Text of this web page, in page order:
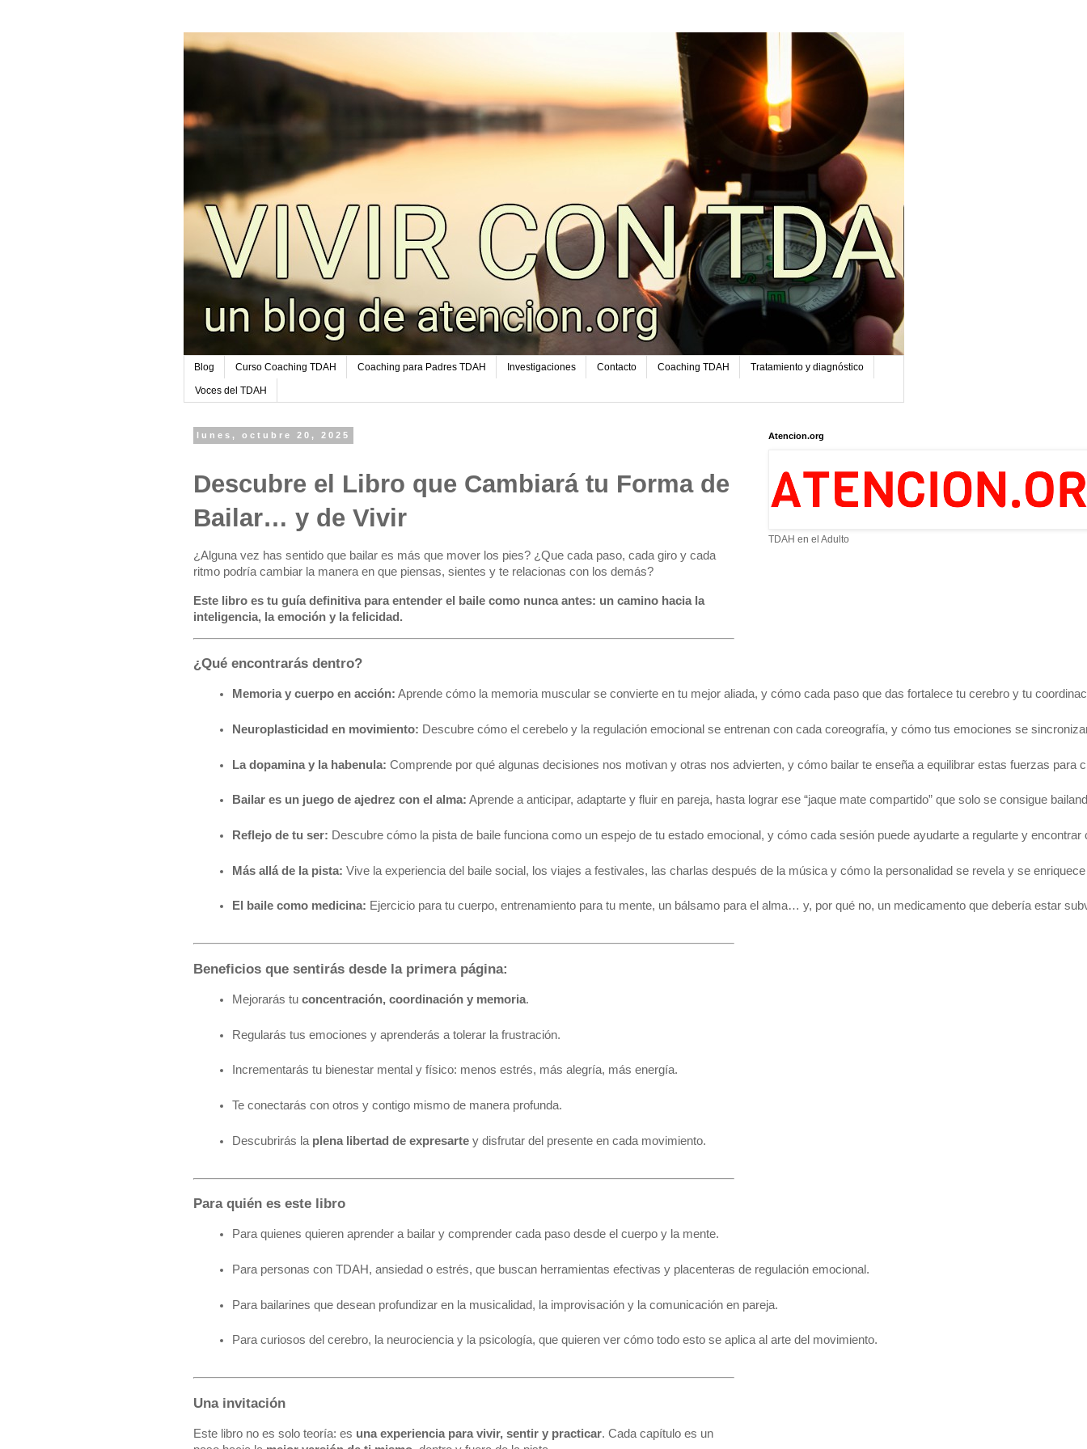
Blog Curso Coaching TDAH Coaching para Padres TDAH Investigaciones Contacto Coaching TDAH Tratamiento y diagnóstico
Voces del TDAH
lunes, octubre 20, 2025
Descubre el Libro que Cambiará tu Forma de
Bailar… y de Vivir
¿Alguna vez has sentido que bailar es más que mover los pies? ¿Que cada paso, cada giro y cada
ritmo podría cambiar la manera en que piensas, sientes y te relacionas con los demás?
Este libro es tu guía definitiva para entender el baile como nunca antes: un camino hacia la
inteligencia, la emoción y la felicidad.
¿Qué encontrarás dentro?
Memoria y cuerpo en acción: Aprende cómo la memoria muscular se convierte en tu mejor aliada, y cómo cada paso que das fortalece tu cerebro y tu
Neuroplasticidad en movimiento: Descubre cómo el cerebelo y la regulación emocional se entrenan con cada coreografía, y cómo tus emociones se
La dopamina y la habenula: Comprende por qué algunas decisiones nos motivan y otras nos advierten, y cómo bailar te enseña a equilibrar estas fuerzas para
Bailar es un juego de ajedrez con el alma: Aprende a anticipar, adaptarte y fluir en pareja, hasta lograr ese “jaque mate compartido” que solo se consigue
Reflejo de tu ser: Descubre cómo la pista de baile funciona como un espejo de tu estado emocional, y cómo cada sesión puede ayudarte a regularte y
Más allá de la pista: Vive la experiencia del baile social, los viajes a festivales, las charlas después de la música y cómo la personalidad se revela y se
El baile como medicina: Ejercicio para tu cuerpo, entrenamiento para tu mente, un bálsamo para el alma… y, por qué no, un medicamento que debería estar
Beneficios que sentirás desde la primera página:
Mejorarás tu concentración, coordinación y memoria.
Regularás tus emociones y aprenderás a tolerar la frustración.
Incrementarás tu bienestar mental y físico: menos estrés, más alegría, más energía.
Te conectarás con otros y contigo mismo de manera profunda.
Descubrirás la plena libertad de expresarte y disfrutar del presente en cada movimiento.
Para quién es este libro
Para quienes quieren aprender a bailar y comprender cada paso desde el cuerpo y la mente.
Para personas con TDAH, ansiedad o estrés, que buscan herramientas efectivas y placenteras de regulación emocional.
Para bailarines que desean profundizar en la musicalidad, la improvisación y la comunicación en pareja.
Para curiosos del cerebro, la neurociencia y la psicología, que quieren ver cómo todo esto se aplica al arte del movimiento.
Una invitación
Este libro no es solo teoría: es una experiencia para vivir, sentir y practicar. Cada capítulo es un
Atencion.org
TDAH en el Adulto